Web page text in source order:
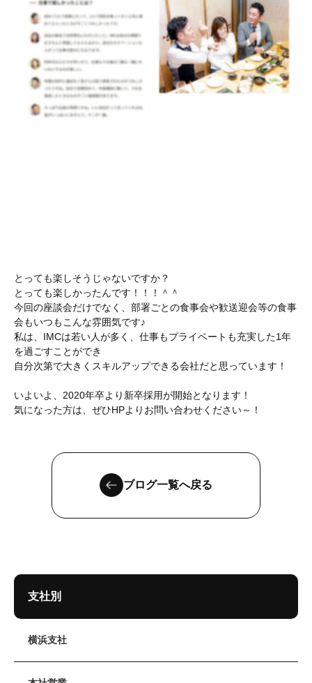
とっても楽しそうじゃないですか？
とっても楽しかったんです！！！＾＾
今回の座談会だけでなく、部署ごとの食事会や歓送迎会等の食事
会もいつもこんな雰囲気です♪
私は、IMCは若い人が多く、仕事もプライベートも充実した1年
を過ごすことができ
自分次第で大きくスキルアップできる会社だと思っています！
いよいよ、2020年卒より新卒採用が開始となります！
気になった方は、ぜひHPよりお問い合わせください～！
ブログ一覧へ戻る
支社別
横浜支社